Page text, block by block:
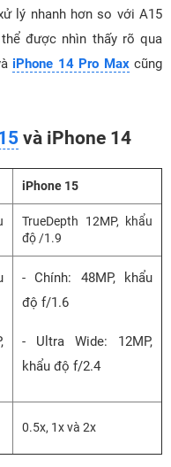
lý nhanh hơn so với A15
được nhìn thấy rõ qua
iPhone 14 Pro Maxcũng
và iPhone 14
iPhone 15
TrueDepth 12MP, khẩu
độ /1.9
- Chính: 48MP, khẩu
độ f/1.6
- Ultra Wide: 12MP,
khẩu độ f/2.4
0.5x, 1x và 2x